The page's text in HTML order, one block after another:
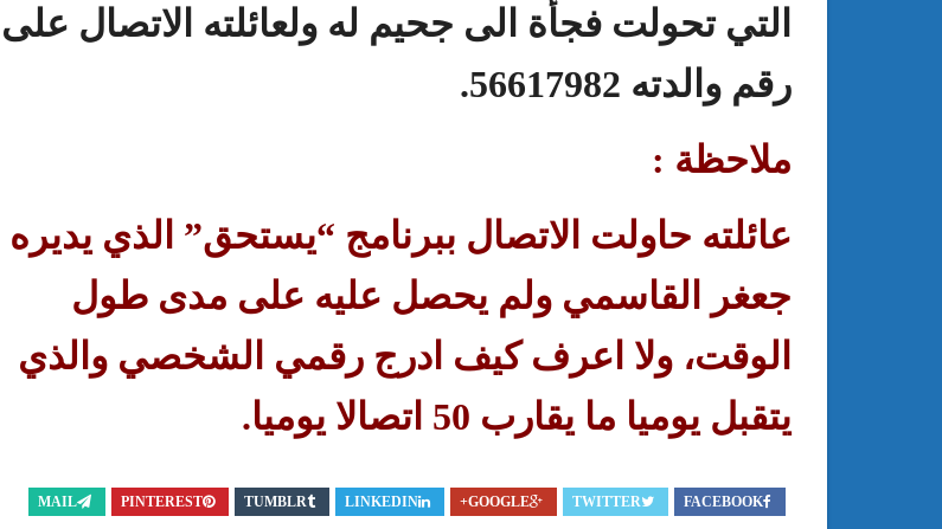
التي تحولت فجأة الى جحيم له ولعائلته الاتصال على
رقم والدته 56617982.
ملاحظة :
عائلته حاولت الاتصال ببرنامج “يستحق” الذي يديره
جعغر القاسمي ولم يحصل عليه على مدى طول
الوقت، ولا اعرف كيف ادرج رقمي الشخصي والذي
يتقبل يوميا ما يقارب 50 اتصالا يوميا.
FACEBOOK
TWITTER
GOOGLE+
LINKEDIN
TUMBLR
PINTEREST
MAIL